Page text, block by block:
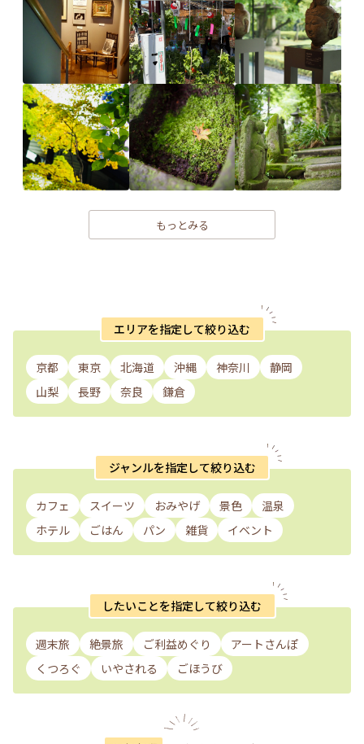
もっとみる
エリアを指定して絞り込む
京都 東京 北海道 沖縄 神奈川
静岡
山梨
長野 奈良 鎌倉
ジャンルを指定して絞り込む
カフェ スイーツ おみやげ 景色
温泉
ホテル
ごはん パン 雑貨 イベント
したいことを指定して絞り込む
週末旅 絶景旅 ご利益めぐり
アートさんぽ
くつろぐ
いやされる ごほうび